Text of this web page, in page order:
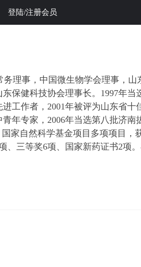
登陆/注册会员
理事， 中国微生物学会理事，山
东保健科技协会理事长。 1997年当
工作者，2001年被评为山东省十
年专家，2006年当选第八批济南
家自然科学基金项目多项项目，
、三等奖6项、国家新药证书2项